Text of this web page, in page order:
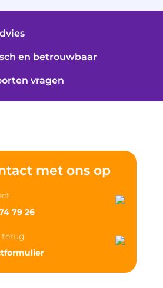
en betrouwbaar
vragen
met ons op
79 26